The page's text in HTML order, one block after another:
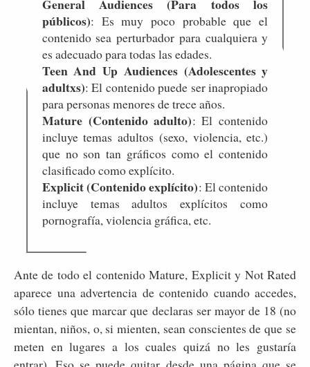
General Audiences (Para todos los
públicos): Es muy poco probable que el
contenido sea perturbador para cualquiera y
es adecuado para todas las edades.
Teen And Up Audiences (Adolescentes y
adultxs): El contenido puede ser inapropiado
para personas menores de trece años.
Mature (Contenido adulto): El contenido
incluye temas adultos (sexo, violencia, etc.)
que no son tan gráficos como el contenido
clasificado como explícito.
Explicit (Contenido explícito): El contenido
incluye temas adultos explícitos como
pornografía, violencia gráfica, etc.
Ante de todo el contenido Mature, Explicit y Not Rated
aparece una advertencia de contenido cuando accedes,
sólo tienes que marcar que declaras ser mayor de 18 (no
mientan, niños, o, si mienten, sean conscientes de que se
meten en lugares a los cuales quizá no les gustaría